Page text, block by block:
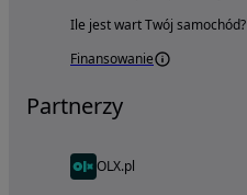
Ile jest wart Twój samochód?
Finansowanie
Partnerzy
OLX.pl